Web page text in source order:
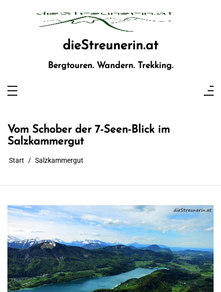
dieStreunerin.at
Bergtouren. Wandern. Trekking.
Vom Schober der 7-Seen-Blick im
Salzkammergut
Start Salzkammergut